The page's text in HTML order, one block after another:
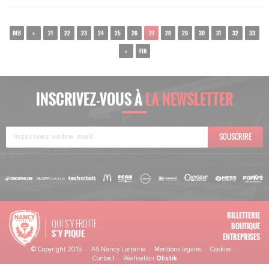
DEB < 21 22 23 24 25 26 27 28 29 30 31 32 33
> FIN
INSCRIVEZ-VOUS ÀLA NEWSLETTER
SOUSCRIRE
QUI S'Y FROTTE
S’Y PIQUE
BILLETTERIE
BOUTIQUE
ENTREPRISES
© Copyright 2015 · AS Nancy Lorraine · Mentions légales· Cookies·
Contact· Réalisation Olistik